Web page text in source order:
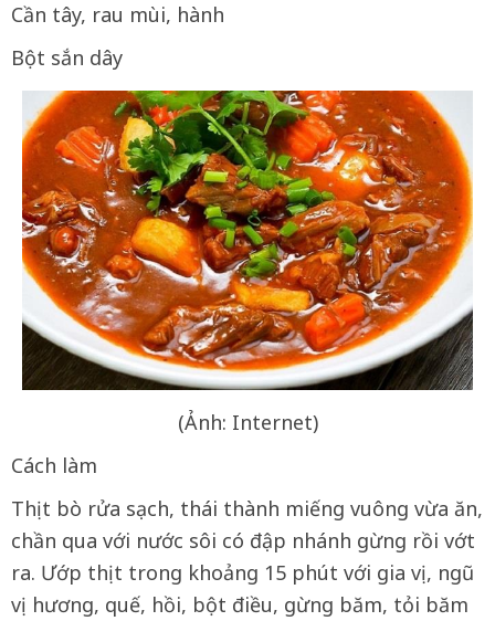
Cần tây, rau mùi, hành
Bột sắn dây
(Ảnh: Internet)
Cách làm
Thịt bò rửa sạch, thái thành miếng vuông vừa ăn,
chần qua với nước sôi có đập nhánh gừng rồi vớt
ra. Ướp thịt trong khoảng 15 phút với gia vị, ngũ
vị hương, quế, hồi, bột điều, gừng băm, tỏi băm